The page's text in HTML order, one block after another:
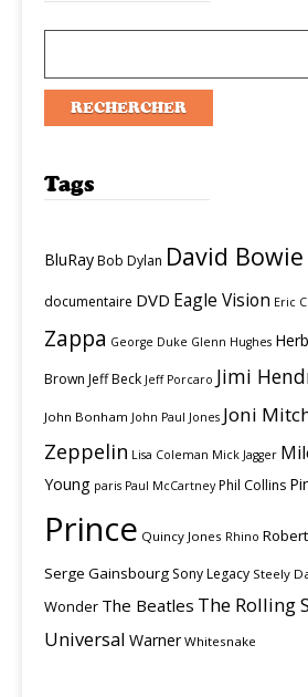
Tags
BluRayBob Dylan David Bowie
documentaire DVD Eagle Vision Eric
Zappa George Duke Glenn Hughes
Brown Jeff Beck Jeff Porcaro Jimi
John Bonham John Paul Jones Joni
Zeppelin Lisa Coleman Mick Jagger
Young paris Paul McCartney Phil Collins
Prince Quincy Jones Rhino
Serge Gainsbourg Sony Legacy Steely
Wonder The Beatles The Rolling
Universal Warner Whitesnake